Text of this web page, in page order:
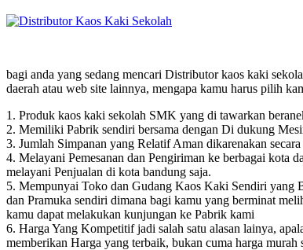
bagi anda yang sedang mencari Distributor kaos kaki
daerah atau web site lainnya, mengapa kamu harus pilih
1. Produk kaos kaki sekolah SMK yang di tawarkan
2. Memiliki Pabrik sendiri bersama dengan Di dukung
3. Jumlah Simpanan yang Relatif Aman dikarenakan
4. Melayani Pemesanan dan Pengiriman ke berbagai kota
melayani Penjualan di kota bandung saja.
5. Mempunyai Toko dan Gudang Kaos Kaki Sendiri yang
dan Pramuka sendiri dimana bagi kamu yang berminat
kamu dapat melakukan kunjungan ke Pabrik kami
6. Harga Yang Kompetitif jadi salah satu alasan lainya,
memberikan Harga yang terbaik, bukan cuma harga murah